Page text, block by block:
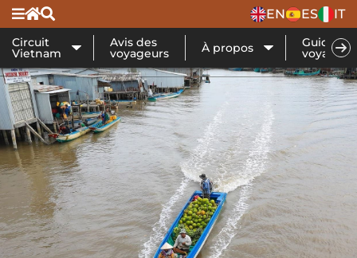
EN ES IT
Circuit
Vietnam
Avis des
voyageurs À propos Guide de
voyage